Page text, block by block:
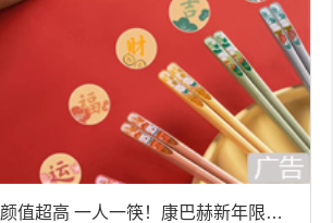
颜值超高 一人一筷！康巴赫新年限定